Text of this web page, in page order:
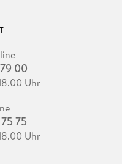
00
Uhr
75
Uhr